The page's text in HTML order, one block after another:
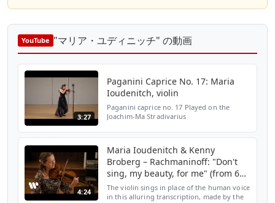
YouTube "マリア・ユディニッチ" の動画
3:27
Paganini Caprice No. 17: Maria
Ioudenitch, violin
Paganini caprice no. 17 Played on the
Joachim-Ma Stradivarius
4:24
Maria Ioudenitch & Kenny
Broberg – Rachmaninoff: "Don't
sing, my beauty, for me" (from 6
Romances)
The violin sings in place of the human voice
in this alluring transcription, made by the